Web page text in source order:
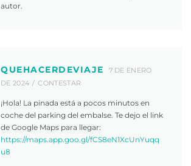
autor.
QUEHACERDEVIAJE
7 DE ENERO
DE 2024
CONTESTAR
¡Hola! La pinada está a pocos minutos en
coche del parking del embalse. Te dejo el link
de Google Maps para llegar:
https://maps.app.goo.gl/fCS8eN1XcUnYuqq
u8